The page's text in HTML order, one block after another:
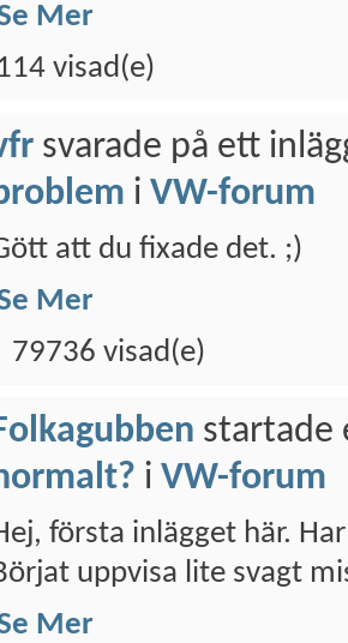
Mer
visad(e)
svarade på ett
i VW-forum
att du fixade det. ;)
Mer
79736 visad(e)
startade
i VW-forum
första inlägget här.
uppvisa lite svagt
Mer